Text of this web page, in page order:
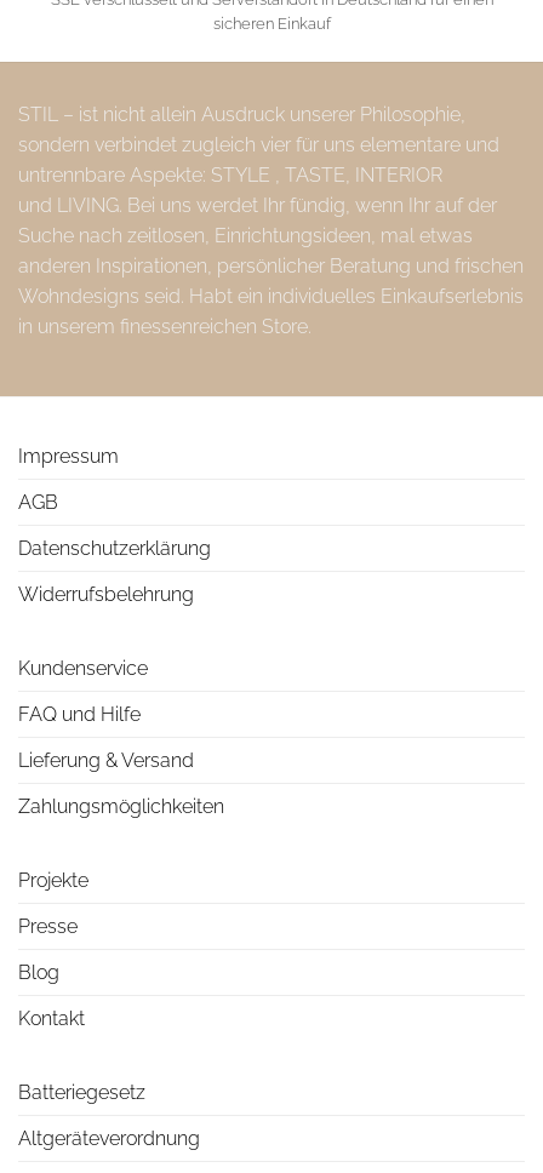
sicheren Einkauf
STIL – ist nicht allein Ausdruck unserer Philosophie,
sondern verbindet zugleich vier für uns elementare und
untrennbare Aspekte: STYLE , TASTE, INTERIOR
und LIVING. Bei uns werdet Ihr fündig, wenn Ihr auf der
Suche nach zeitlosen, Einrichtungsideen, mal etwas
anderen Inspirationen, persönlicher Beratung und frischen
Wohndesigns seid. Habt ein individuelles Einkaufserlebnis
in unserem finessenreichen Store.
Impressum
AGB
Datenschutzerklärung
Widerrufsbelehrung
Kundenservice
FAQ und Hilfe
Lieferung & Versand
Zahlungsmöglichkeiten
Projekte
Presse
Blog
Kontakt
Batteriegesetz
Altgeräteverordnung